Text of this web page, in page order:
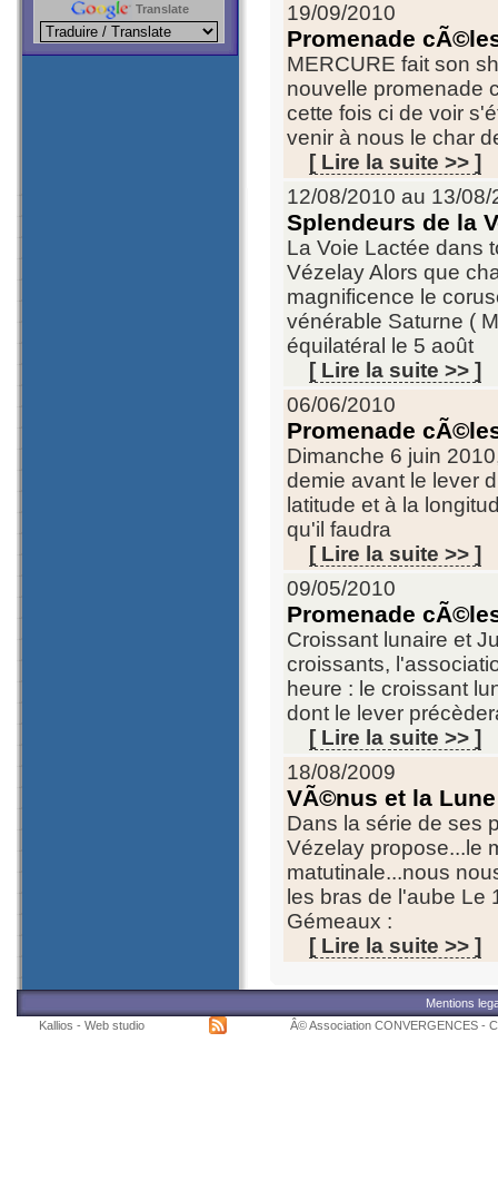
Translate
19/09/2010
Promenade
MERCURE fait son
nouvelle promenade
cette fois ci de voir
venir à nous le char
[ Lire la suite >> ]
12/08/2010 au 13/08/
Splendeurs de la
La Voie Lactée dans
Vézelay Alors que
magnificence le
vénérable Saturne (
équilatéral le 5 août
[ Lire la suite >> ]
06/06/2010
Promenade
Dimanche 6 juin
demie avant le lever
latitude et à la
qu'il faudra
[ Lire la suite >> ]
09/05/2010
Promenade
Croissant lunaire et
croissants,
heure : le croissant
dont le lever
[ Lire la suite >> ]
18/08/2009
VÃ©nus et la
Dans la série de ses
Vézelay propose...le
matutinale...nous
les bras de l'aube Le
Gémeaux :
[ Lire la suite >> ]
Mentions
Kallios - Web studio
Â© Association CONVERGENCES -